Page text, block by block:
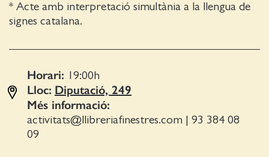
* Acte amb interpretació simultània a la llengua de
signes catalana.
Horari: 19:00 h
Lloc: Diputació, 249
Més informació:
activitats@llibreriafinestres.com
93 384 08
09